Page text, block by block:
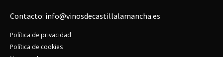
Contacto: info@vinosdecastillalamancha.es
Política de privacidad
Política de cookies